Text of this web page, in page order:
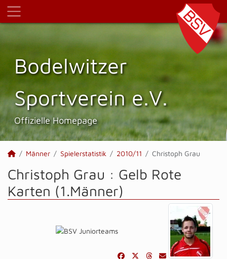
Bodelwitzer
Sportverein e.V.
Offizielle Homepage
Männer Spielerstatistik 2010/11 Christoph Grau
Christoph Grau : Gelb Rote
Karten (1.Männer)